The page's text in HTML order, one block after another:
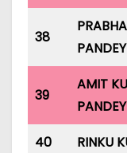
38
PANDEY
39
AMIT
PANDEY
40 RINKU